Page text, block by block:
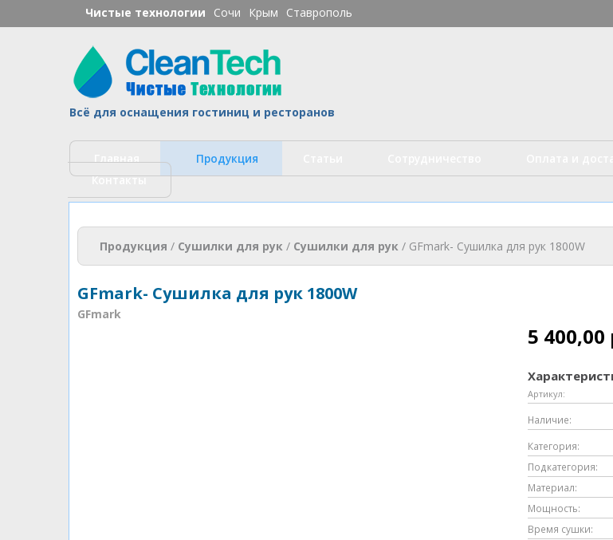
основному
Чистые технологии Сочи Крым Ставрополь
Всё для оснащения гостиниц и ресторанов
Главная Продукция
Контакты
Вы здесь
Продукция / Сушилки для рук / Сушилки для рук / GFmark- Сушилка для рук 1800W
GFmark- Сушилка для рук 1800W
GFmark
5 400,00
Артикул:
Наличие:
Категория:
Подкатегория:
Материал:
Мощность:
Время сушки: